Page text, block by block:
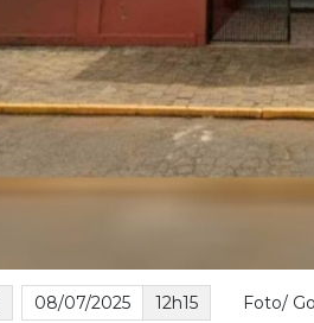
08/07/2025 12h15 Foto/